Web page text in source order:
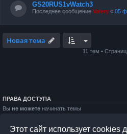
Этот сайт использует cookies
GS20RUS1vWatch3
Последнее сообщение Valery « 05
Новая тема
11 тем •
ПРАВА ДОСТУПА
Вы не можете начинать темы
Выне можетеудалять свои сообщения